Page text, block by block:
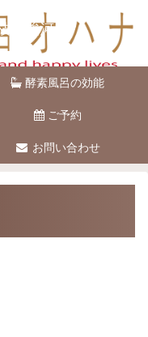
駿河台
酵素風呂の効能
ご予約
お問い合わせ